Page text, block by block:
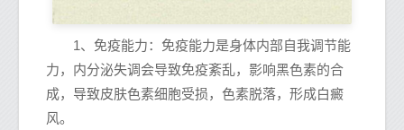
1、免疫能力：免疫能力是身体内部自我调节能
力，内分泌失调会导致免疫紊乱，影响黑色素的合
成，导致皮肤色素细胞受损，色素脱落，形成白癜
风。